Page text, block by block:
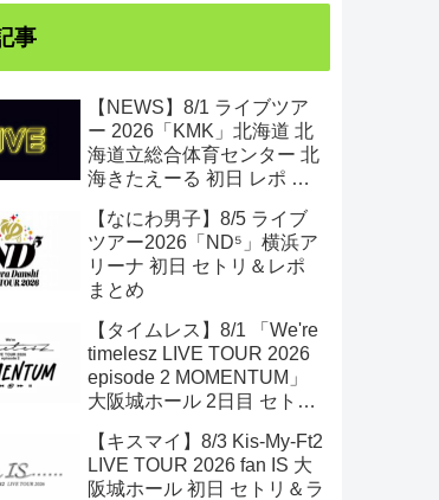
事
【NEWS】8/1 ライブツア
ー 2026「KMK」北海道 北
海道立総合体育センター 北
海きたえーる 初日 レポ ま
【なにわ男子】8/5 ライブ
ツアー2026「ND⁵」横浜ア
リーナ 初日 セトリ＆レポ
まとめ
【タイムレス】8/1 「We're
timelesz LIVE TOUR 2026
episode 2 MOMENTUM」
大阪城ホール 2日目 セトリ
【キスマイ】8/3 Kis-My-Ft2
LIVE TOUR 2026 fan IS 大
阪城ホール 初日 セトリ＆ラ